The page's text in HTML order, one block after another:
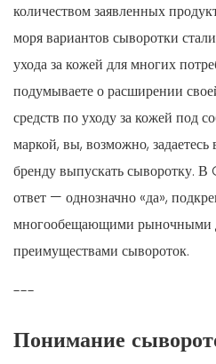
количеством заявленных
моря вариантов сыворотки
ухода за кожей для многих
подумываете о расширении
средств по уходу за кожей под
маркой, вы, возможно,
бренду выпускать сыворотку.
ответ — однозначно «да»,
многообещающими рыночными
преимуществами сывороток.
---
Понимание